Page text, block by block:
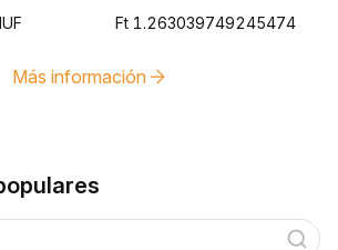
Ft 1.263039749245474
Más información